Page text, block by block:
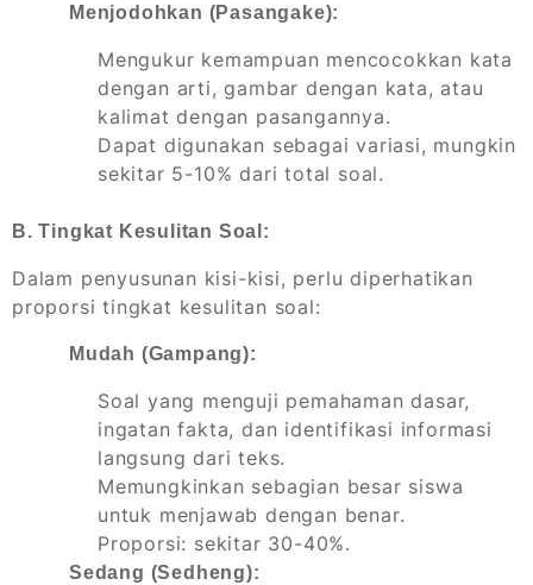
Menjodohkan (Pasangake):
Mengukur kemampuan mencocokkan kata
dengan arti, gambar dengan kata, atau
kalimat dengan pasangannya.
Dapat digunakan sebagai variasi, mungkin
sekitar 5-10% dari total soal.
B. Tingkat Kesulitan Soal:
Dalam penyusunan kisi-kisi, perlu diperhatikan
proporsi tingkat kesulitan soal:
Mudah (Gampang):
Soal yang menguji pemahaman dasar,
ingatan fakta, dan identifikasi informasi
langsung dari teks.
Memungkinkan sebagian besar siswa
untuk menjawab dengan benar.
Proporsi: sekitar 30-40%.
Sedang (Sedheng):